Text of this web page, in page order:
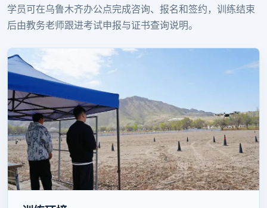
学员可在乌鲁木齐办公点完成咨询、报名和签约，训练结束
后由教务老师跟进考试申报与证书查询说明。